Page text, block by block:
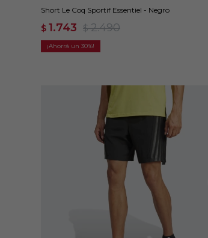
Short Le Coq Sportif Essentiel - Negro
$ 1.743 $ 2.490
30